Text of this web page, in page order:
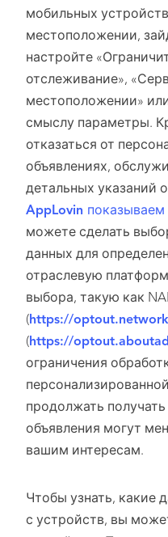
мобильных
местоположении,
настройте
отслеживание»,
местоположении»
смыслу параметры.
отказаться от
объявлениях,
детальных указаний
AppLovin
можете сделать
данных для
отраслевую
выбора, такую как NAI
( https://
( https://
ограничения
продолжать
объявления могут
вашим интересам.
Чтобы узнать, какие
с устройств, вы